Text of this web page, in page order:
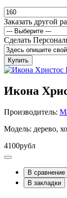
Заказать другой
Сделать
Купить
Икона
Производитель:
Модель: дерево,
4100рубл
В сравнение
В закладки